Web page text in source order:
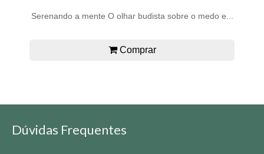
Serenando a mente O olhar budista sobre o medo e...
Comprar
Dúvidas Frequentes